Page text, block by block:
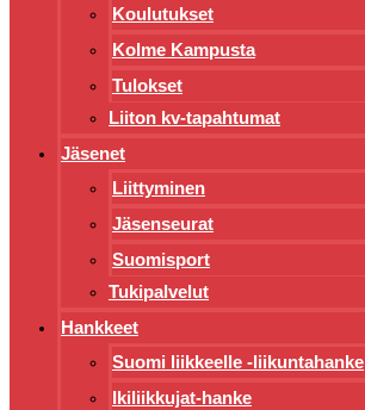
Koulutukset
Kolme Kampusta
Tulokset
Liiton kv-tapahtumat
Jäsenet
Liittyminen
Jäsenseurat
Suomisport
Tukipalvelut
Hankkeet
Suomi liikkeelle -liikuntahanke
Ikiliikkujat-hanke